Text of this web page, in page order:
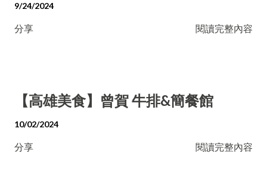
9/24/2024
分享 閱讀完整內容
【高雄美食】曾賀 牛排&簡餐館
10/02/2024
分享 閱讀完整內容